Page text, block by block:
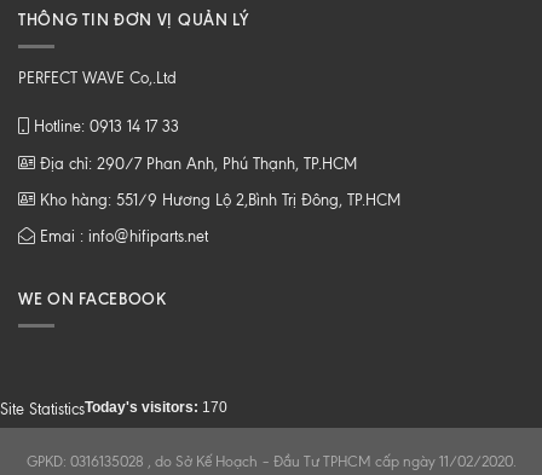
THÔNG TIN ĐƠN VỊ QUẢN LÝ
PERFECT WAVE Co,.Ltd
Hotline: 0913 14 17 33
Địa chỉ: 290/7 Phan Anh, Phú Thạnh, TP.HCM
Kho hàng: 551/9 Hương Lộ 2,Bình Trị Đông, TP.HCM
Emai : info@hifiparts.net
WE ON FACEBOOK
Site StatisticsToday's visitors: 170
GPKD: 0316135028 , do Sở Kế Hoạch – Đầu Tư TPHCM cấp ngày 11/02/2020.